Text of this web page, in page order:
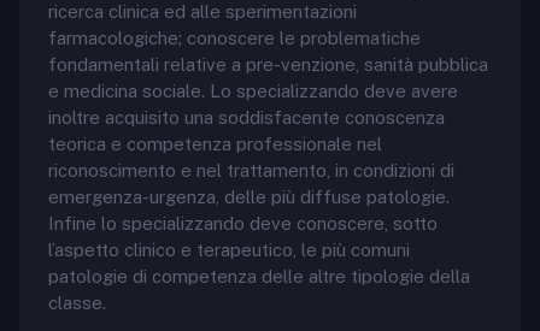
ricerca clinica ed alle sperimentazioni
farmacologiche; conoscere le problematiche
fondamentali relative a pre-venzione, sanità pubblica
e medicina sociale. Lo specializzando deve avere
inoltre acquisito una soddisfacente conoscenza
teorica e competenza professionale nel
riconoscimento e nel trattamento, in condizioni di
emergenza-urgenza, delle più diffuse patologie.
Infine lo specializzando deve conoscere, sotto
l’aspetto clinico e terapeutico, le più comuni
patologie di competenza delle altre tipologie della
classe.